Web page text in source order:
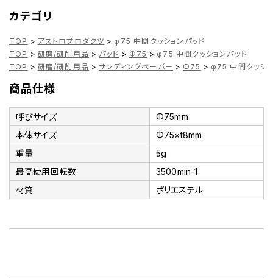
カテゴリ
TOP > アストロプロダクツ > φ75 中間クッションパッド
TOP > 研磨/研削用品 > パッド > Φ75 > φ75 中間クッションパッド
TOP > 研磨/研削用品 > サンディングペーパー > Φ75 > φ75 中間クッシ
商品仕様
呼びサイズ
Φ75mm
本体サイズ
Φ75×t8mm
重量
5g
最高使用回転数
3500min-1
材質
ポリエステル